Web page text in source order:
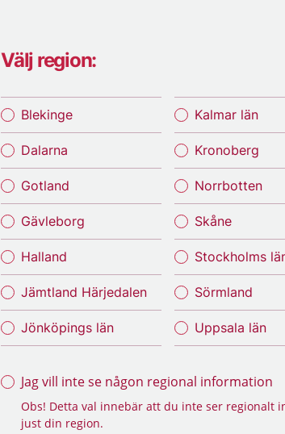
Välj region:
Blekinge
Dalarna
Gotland
Gävleborg
Halland
Jämtland Härjedalen
Jönköpings län
Kalmar län
Kronoberg
Norrbotten
Skåne
Stockholms
Sörmland
Uppsala län
Jag vill inte se någon regional information
Obs! Detta val innebär att du inte ser regionalt
just din region.